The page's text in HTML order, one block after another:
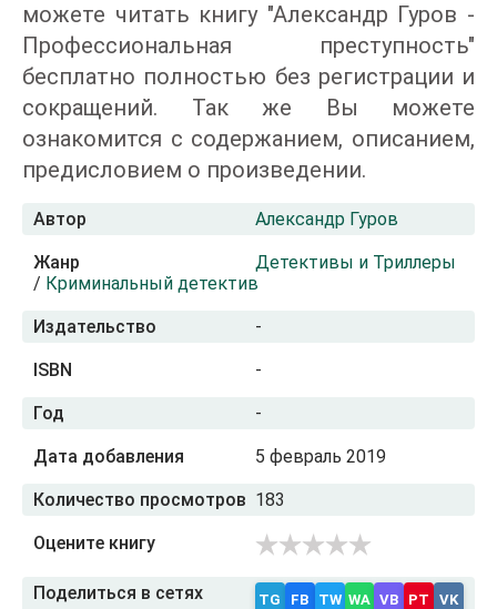
можете читать книгу "Александр Гуров -
Профессиональная преступность"
бесплатно полностью без регистрации и
сокращений. Так же Вы можете
ознакомится с содержанием, описанием,
предисловием о произведении.
Автор Александр Гуров
Жанр
Детективы и Триллеры
/ Криминальный детектив
Издательство -
ISBN -
Год -
Дата добавления 5 февраль 2019
Количество просмотров 183
Оцените книгу
Поделиться в сетях TG FB TW WA VB PT VK